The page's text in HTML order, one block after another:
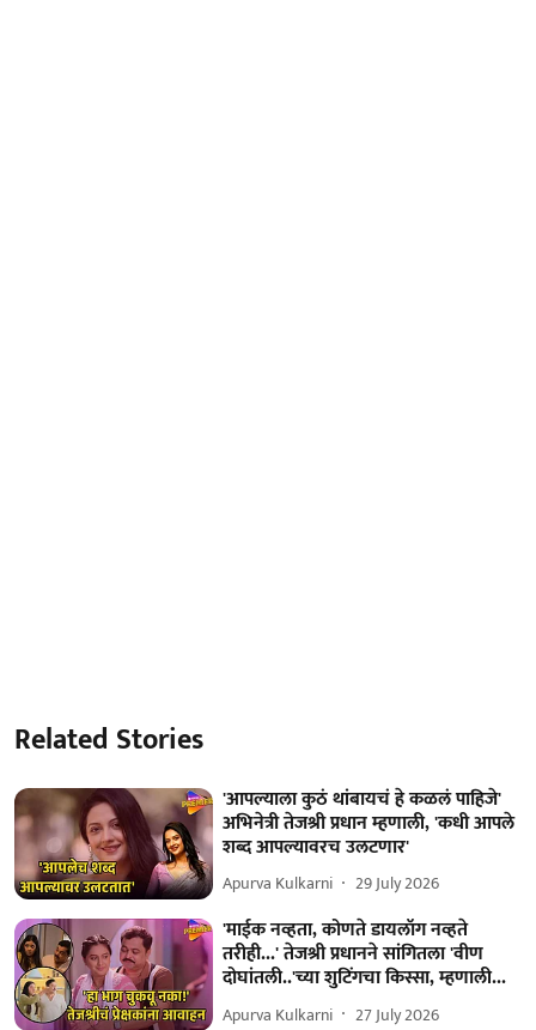
Related Stories
'आपल्याला कुठं थांबायचं हे कळलं पाहिजे'
अभिनेत्री तेजश्री प्रधान म्हणाली, 'कधी आपले
शब्द आपल्यावरच उलटणार'
Apurva Kulkarni 29 July 2026
'माईक नव्हता, कोणते डायलॉग नव्हते
तरीही...' तेजश्री प्रधानने सांगितला 'वीण
दोघांतली..'च्या शुटिंगचा किस्सा, म्हणाली...
Apurva Kulkarni 27 July 2026